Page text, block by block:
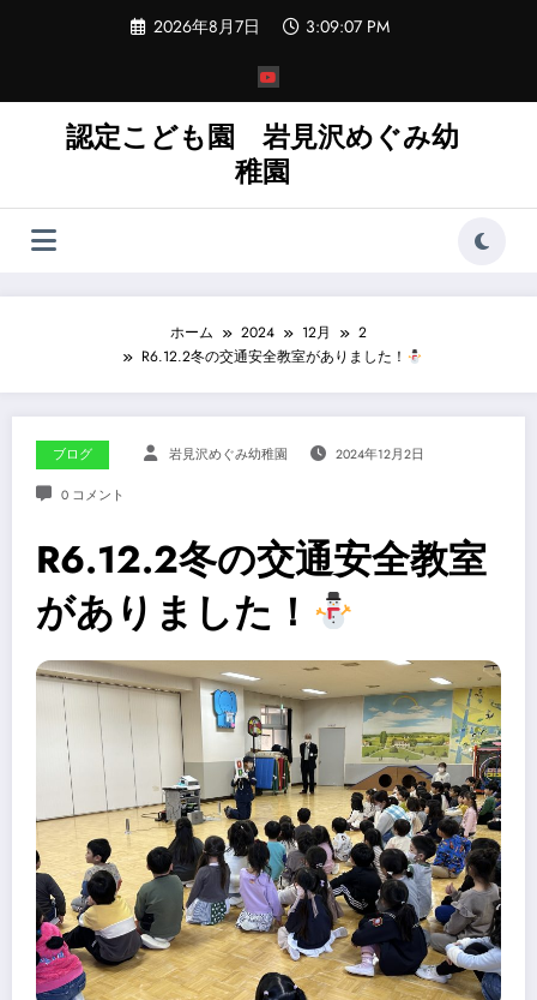
ツ
プ
2026年8月7日 3:09:08 PM
認定こども園 岩見沢めぐみ幼
稚園
ホーム 2024 12月
2
R6.12.2冬の交通安全教室がありました！
ブログ 岩見沢めぐみ幼稚園 2024年12月2日
0 コメント
R6.12.2冬の交通安全教室
がありました！